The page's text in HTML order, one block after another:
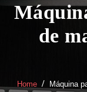
de
Home Máquina